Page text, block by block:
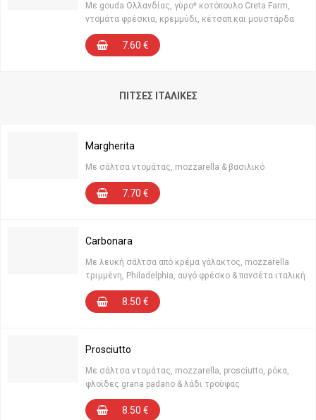
Με gouda Ολλανδίας, γύρο* κοτόπουλο Creta Farm,
ντομάτα φρέσκια, κρεμμύδι, κέτσαπ και μουστάρδα
7.60 €
ΠΊΤΣΕΣ ΙΤΑΛΙΚΈΣ
Margherita
Με σάλτσα ντομάτας, mozzarella & βασιλικό
7.70 €
Carbonara
Με λευκή σάλτσα από κρέμα γάλακτος, mozzarella
τριμμένη, Philadelphia, αυγό φρέσκο & πανσέτα ιταλική
8.50 €
Prosciutto
Με σάλτσα ντομάτας, mozzarella, prosciutto, ρόκα,
φλοίδες grana padano & λάδι τρούφας
8.50 €